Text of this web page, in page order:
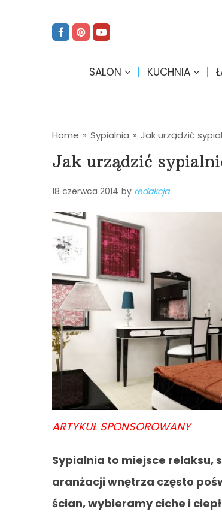
SALON KUCHNIA
Home » Sypialnia » Jak urządzić
Jak urządzić
18 czerwca 2014 by redakcja
ARTYKUŁ SPONSOROWANY
Sypialnia to miejsce relaksu,
aranżacji wnętrza często
ścian, wybieramy ciche i